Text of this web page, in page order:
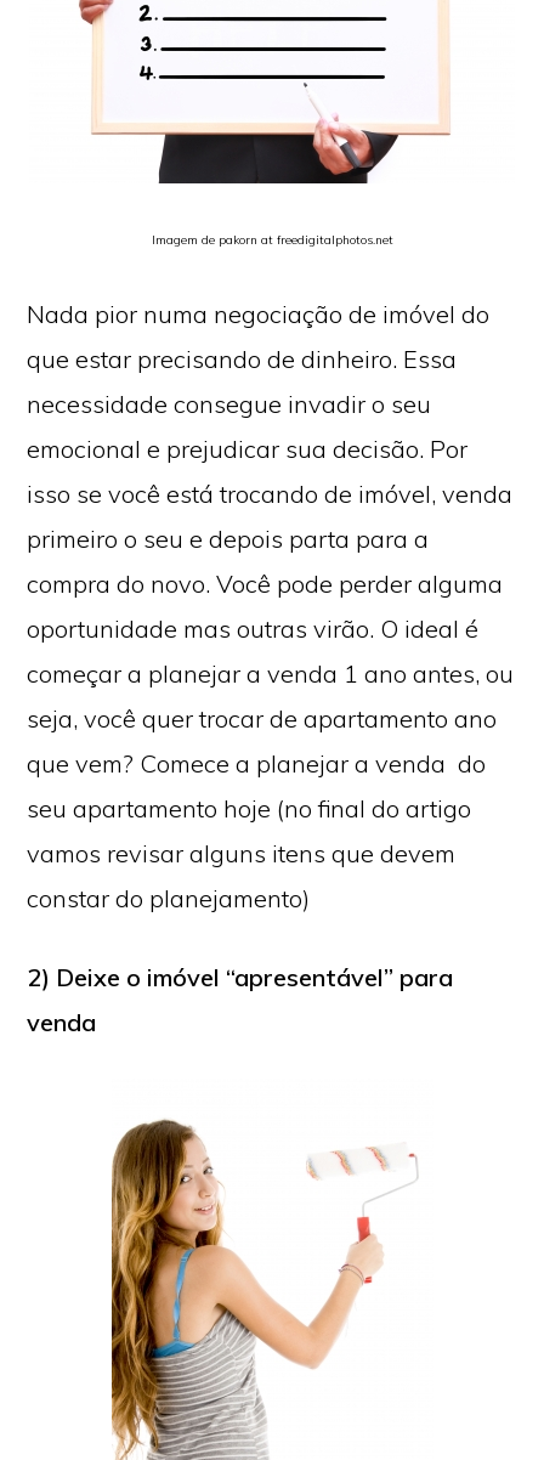
Imagem de pakorn at freedigitalphotos.net
Nada pior numa negociação de imóvel do
que estar precisando de dinheiro. Essa
necessidade consegue invadir o seu
emocional e prejudicar sua decisão. Por
isso se você está trocando de imóvel, venda
primeiro o seu e depois parta para a
compra do novo. Você pode perder alguma
oportunidade mas outras virão. O ideal é
começar a planejar a venda 1 ano antes, ou
seja, você quer trocar de apartamento ano
que vem? Comece a planejar a venda do
seu apartamento hoje (no final do artigo
vamos revisar alguns itens que devem
constar do planejamento)
2) Deixe o imóvel “apresentável” para
venda